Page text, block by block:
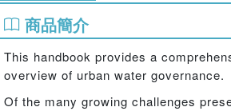
商品簡介
This handbook provides a
overview of urban water governance.
Of the many growing challenges